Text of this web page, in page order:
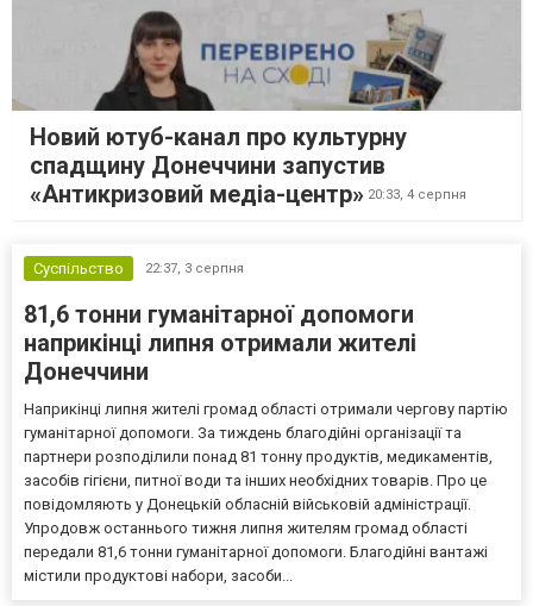
Новий ютуб-канал про культурну
спадщину Донеччини запустив
«Антикризовий медіа-центр» 20:33, 4 серпня
Суспільство 22:37, 3 серпня
81,6 тонни гуманітарної допомоги
наприкінці липня отримали жителі
Донеччини
Наприкінці липня жителі громад області отримали чергову партію
гуманітарної допомоги. За тиждень благодійні організації та
партнери розподілили понад 81 тонну продуктів, медикаментів,
засобів гігієни, питної води та інших необхідних товарів. Про це
повідомляють у Донецькій обласній військовій адміністрації.
Упродовж останнього тижня липня жителям громад області
передали 81,6 тонни гуманітарної допомоги. Благодійні вантажі
містили продуктові набори, засоби...